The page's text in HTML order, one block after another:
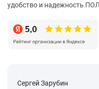
удобство и надежность
Сергей Зарубин